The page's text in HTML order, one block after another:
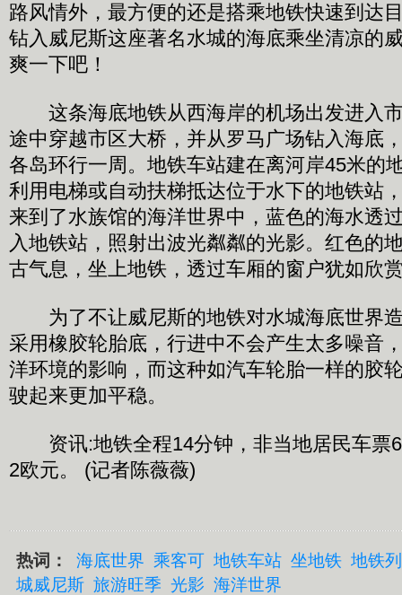
路风情外，最方便的还是搭乘地铁快速到达
钻入威尼斯这座著名水城的海底乘坐清凉的
爽一下吧！
这条海底地铁从西海岸的机场出发进入
途中穿越市区大桥，并从罗马广场钻入海底
各岛环行一周。地铁车站建在离河岸45米的
利用电梯或自动扶梯抵达位于水下的地铁站
来到了水族馆的海洋世界中，蓝色的海水透
入地铁站，照射出波光粼粼的光影。红色的
古气息，坐上地铁，透过车厢的窗户犹如欣
为了不让威尼斯的地铁对水城海底世界
采用橡胶轮胎底，行进中不会产生太多噪音
洋环境的影响，而这种如汽车轮胎一样的胶
驶起来更加平稳。
资讯:地铁全程14分钟，非当地居民车票6
2欧元。 (记者陈薇薇)
热词： 海底世界 乘客可 地铁车站 坐地铁 地铁
城威尼斯 旅游旺季 光影 海洋世界